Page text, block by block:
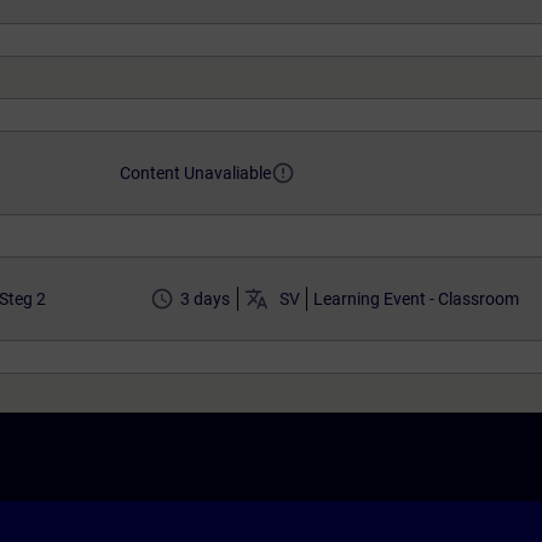
Content Unavaliableerror_outline
2 access_time 3 days translate SV Learning Event - Classroom